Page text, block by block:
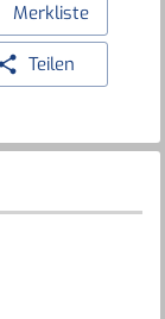
Merkliste
Teilen